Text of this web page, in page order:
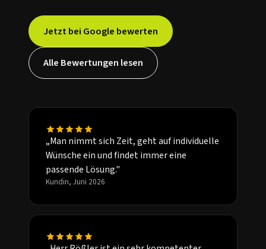
Jetzt bei Google bewerten
Alle Bewertungen lesen
„Man nimmt sich Zeit, geht auf individuelle
Wünsche ein und findet immer eine
passende Lösung."
Kundin, Juni 2026